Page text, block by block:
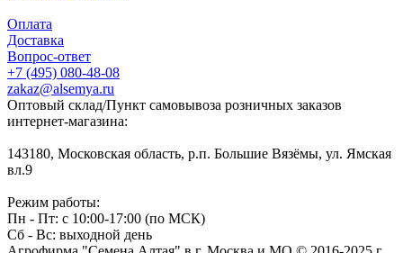
Оплата
Доставка
Вопрос-ответ
+7 (495) 080-48-08
zakaz@alsemya.ru
Оптовый склад/Пункт самовывоза розничных заказов
интернет-магазина:
143180, Московская область, р.п. Большие Вязёмы, ул. Ямская
вл.9
Режим работы:
Пн - Пт: с 10:00-17:00 (по МСК)
Сб - Вс: выходной день